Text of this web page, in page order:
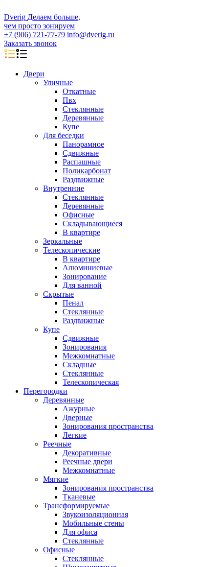
Dverig Делаем больше,
чем просто зонируем
+7 (906) 721-77-79 info@dverig.ru
Заказать звонок
Двери
Уличные
Откатные
Пвх
Стеклянные
Деревянные
Купе
Для беседки
Панорамное
Сдвижные
Распашные
Поликарбонат
Раздвижные
Внутренние
Стеклянные
Деревянные
Офисные
Складывающиеся
В квартире
Зеркальные
Телескопические
В квартире
Алюминиевые
Зонирование
Для ванной
Скрытые
Пенал
Стеклянные
Раздвижные
Купе
Сдвижные
Зонирования
Межкомнатные
Складные
Стеклянные
Телескопическая
Перегородки
Деревянные
Ажурные
Дверные
Зонирования пространства
Легкие
Реечные
Декоративные
Реечные двери
Межкомнатные
Мягкие
Зонирования пространства
Тканевые
Трансформируемые
Звукоизоляционная
Мобильные стены
Для офиса
Стеклянные
Офисные
Стеклянные